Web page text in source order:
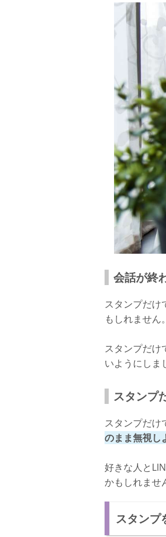
会話が終
スタンプだけ
もしれません。
スタンプだけ
いようにしま
スタンプ
スタンプだけ
のまま無視し
好きな人と
かもしれませ
スタンプ